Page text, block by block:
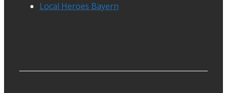
Local Heroes Bayern